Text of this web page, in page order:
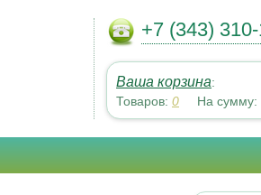
+7 (343)
Ваша корзина:
Товаров: 0 На сумму: